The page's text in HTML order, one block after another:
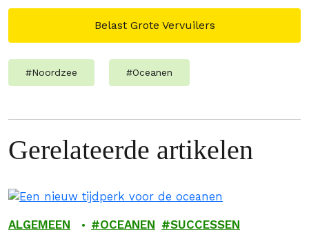
Belast Grote Vervuilers
#Noordzee #Oceanen
Gerelateerde artikelen
ALGEMEEN OCEANEN SUCCESSEN